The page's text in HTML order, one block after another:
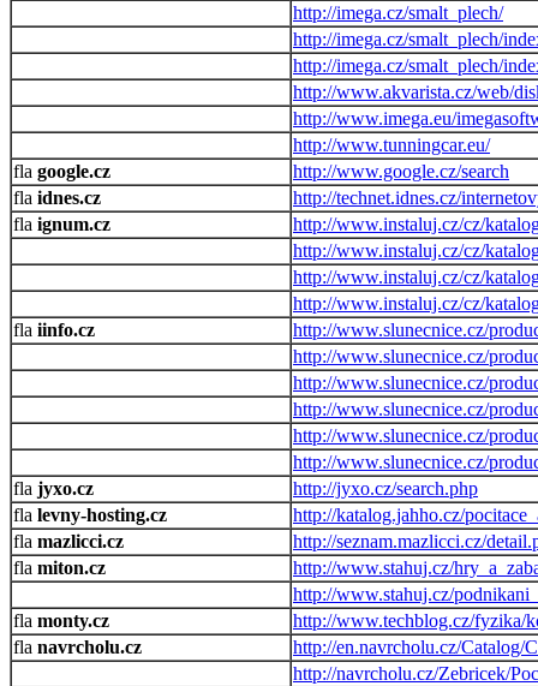
http://imega.cz/smalt_plech/
http://imega.cz/smalt_plech/
http://imega.cz/smalt_plech/
http://www.akvarista.cz/web/
http://www.imega.eu/
http://www.tunningcar.eu/
google.cz
http://www.google.cz/search
idnes.cz
http://technet.idnes.cz/
ignum.cz
http://www.instaluj.cz/cz/
http://www.instaluj.cz/cz/
http://www.instaluj.cz/cz/
http://www.instaluj.cz/cz/
iinfo.cz
http://www.slunecnice.cz/
http://www.slunecnice.cz/
http://www.slunecnice.cz/
http://www.slunecnice.cz/
http://www.slunecnice.cz/
http://www.slunecnice.cz/
jyxo.cz
http://jyxo.cz/search.php
levny-hosting.cz
http://katalog.jahho.cz/
mazlicci.cz
http://seznam.mazlicci.cz/
miton.cz
http://www.stahuj.cz/
http://www.stahuj.cz/
monty.cz
http://www.techblog.cz/fyzika/
navrcholu.cz
http://en.navrcholu.cz/Catalog/
http://navrcholu.cz/Zebricek/